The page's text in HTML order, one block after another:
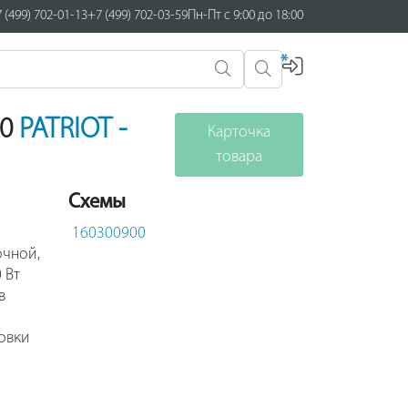
(499) 702-01-13+7 (499) 702-03-59Пн-Пт с 9:00 до 18:00
*
PATRIOT -
Карточка
товара
Вт
Схемы
160300900